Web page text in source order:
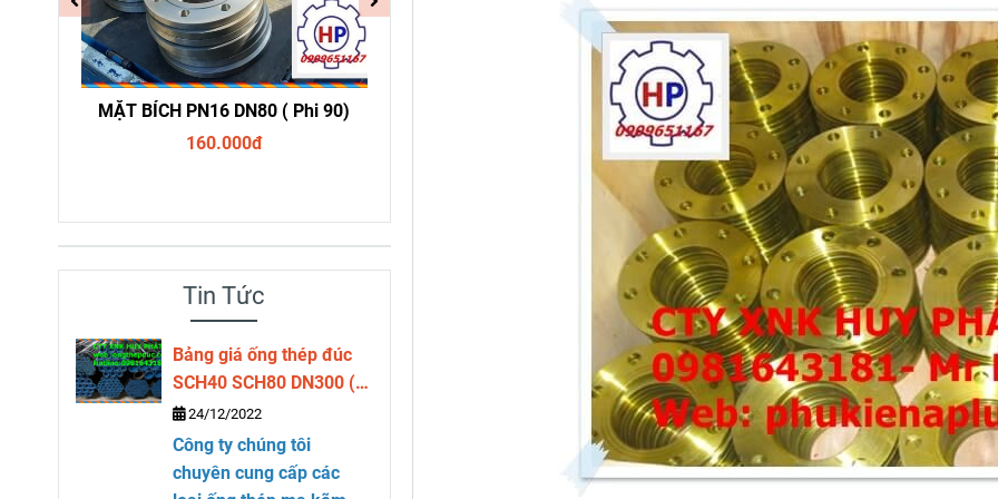
MẶT BÍCH PN16 DN80 ( Phi 90)
160.000đ
MẶT BÍCH PN16 DN65 ( Phi 76)
MẶT BÍCH PN16 DN100 ( Phi
180.000đ
Tin Tức
Bảng giá ống thép đúc
SCH40 SCH80 DN300 (
phi 323)
24/12/2022
Công ty chúng tôi
chuyên cung cấp các